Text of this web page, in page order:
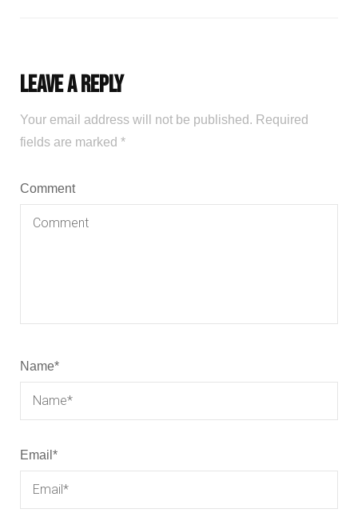
Leave a Reply
Your email address will not be published. Required
fields are marked *
Comment
Name*
Email *